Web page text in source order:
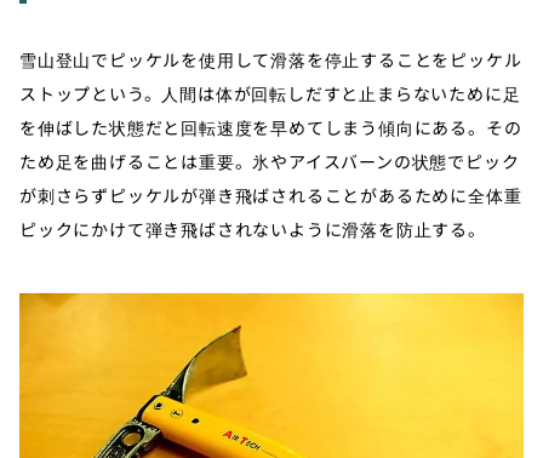
雪山登山でピッケルを使用して滑落を停止することをピッケル
ストップという。人間は体が回転しだすと止まらないために足
を伸ばした状態だと回転速度を早めてしまう傾向にある。その
ため足を曲げることは重要。氷やアイスバーンの状態でピック
が刺さらずピッケルが弾き飛ばされることがあるために全体重
ピックにかけて弾き飛ばされないように滑落を防止する。